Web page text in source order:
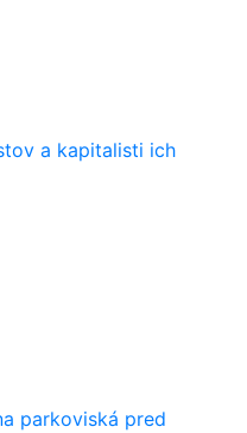
a kapitalisti ich
parkoviská pred